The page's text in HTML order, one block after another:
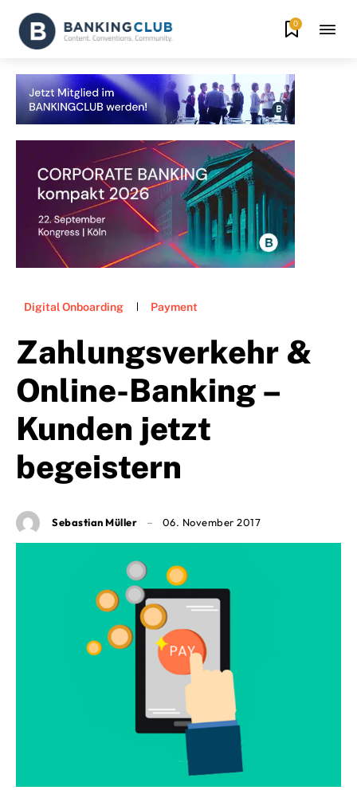
0
Digital Onboarding Payment
Zahlungsverkehr &
Online-Banking –
Kunden jetzt
begeistern
Sebastian Müller 06. November 2017